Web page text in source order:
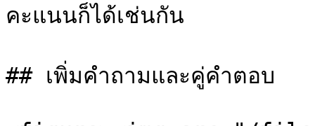
คะแนนก็ได้เช่นกัน
## เพิ่มคำถามและคู่คำตอบ